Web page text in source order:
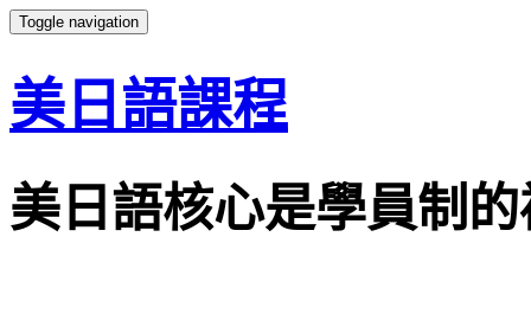
Toggle navigation
美日語課程
美日語核心是學員制